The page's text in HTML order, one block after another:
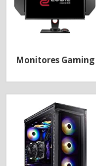
Monitores Gaming